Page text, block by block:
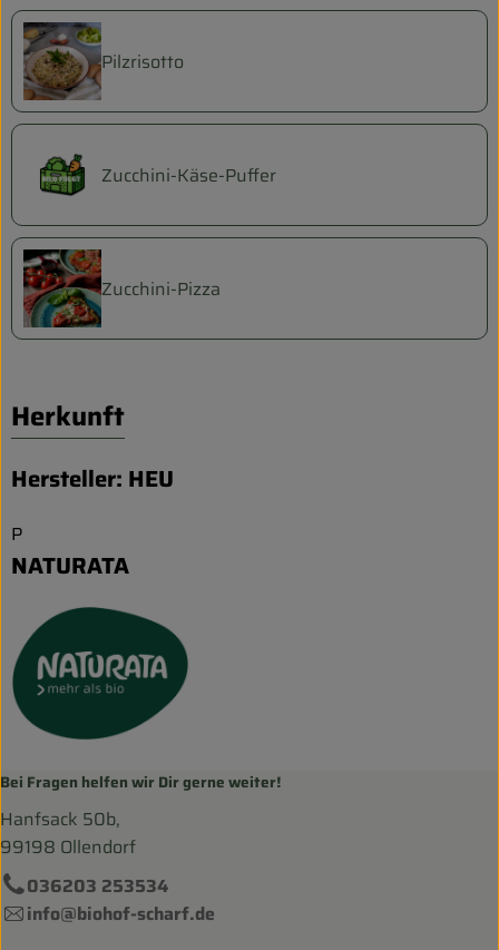
Pilzrisotto
Zucchini-Käse-Puffer
Zucchini-Pizza
Herkunft
Hersteller: HEU
P
NATURATA
Bei Fragen helfen wir Dir gerne weiter!
Hanfsack 50b,
99198 Ollendorf
036203 253534
info@biohof-scharf.de